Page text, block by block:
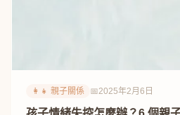
👩‍👧 親子關係 📅2025年2月6日